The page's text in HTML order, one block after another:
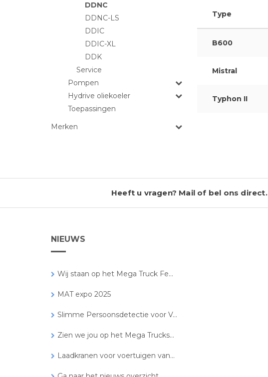
DDNC
DDNC-LS
DDIC
DDIC-XL
DDK
Service
Pompen
Hydrive oliekoeler
Toepassingen
Merken
Type
B600
Mistral
Typhon II
Heeft u vragen? Mail of bel ons direct.
NIEUWS
Wij staan op het Mega Truck Fe...
MAT expo 2025
Slimme Persoonsdetectie voor V...
Zien we jou op het Mega Trucks...
Laadkranen voor voertuigen van...